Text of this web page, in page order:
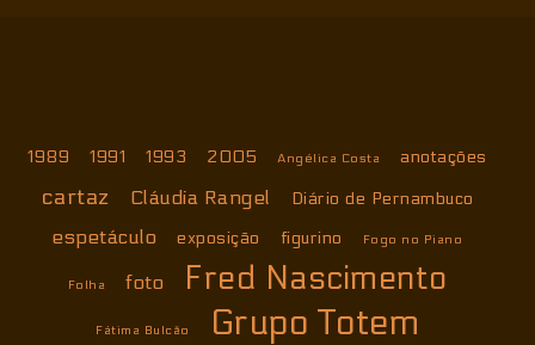
1989 1991 1993 2005 Angélica Costa anotações
cartaz Cláudia Rangel Diário de Pernambuco
espetáculo exposição figurino Fogo no Piano
Folha foto Fred Nascimento
Fátima Bulcão Grupo Totem